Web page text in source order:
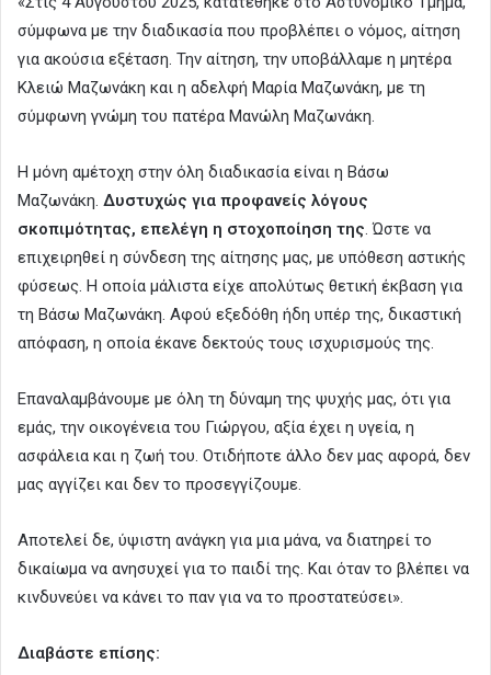
σύμφωνα με την διαδικασία που προβλέπει ο νόμος, αίτηση
για ακούσια εξέταση. Την αίτηση, την υποβάλλαμε η μητέρα
Κλειώ Μαζωνάκη και η αδελφή Μαρία Μαζωνάκη, με τη
σύμφωνη γνώμη του πατέρα Μανώλη Μαζωνάκη.
Η μόνη αμέτοχη στην όλη διαδικασία είναι η Βάσω
Μαζωνάκη. Δυστυχώς για προφανείς λόγους
σκοπιμότητας, επελέγη η στοχοποίηση της. Ώστε να
επιχειρηθεί η σύνδεση της αίτησης μας, με υπόθεση αστικής
φύσεως. Η οποία μάλιστα είχε απολύτως θετική έκβαση για
τη Βάσω Μαζωνάκη. Αφού εξεδόθη ήδη υπέρ της, δικαστική
απόφαση, η οποία έκανε δεκτούς τους ισχυρισμούς της.
Επαναλαμβάνουμε με όλη τη δύναμη της ψυχής μας, ότι για
εμάς, την οικογένεια του Γιώργου, αξία έχει η υγεία, η
ασφάλεια και η ζωή του. Οτιδήποτε άλλο δεν μας αφορά, δεν
μας αγγίζει και δεν το προσεγγίζουμε.
Αποτελεί δε, ύψιστη ανάγκη για μια μάνα, να διατηρεί το
δικαίωμα να ανησυχεί για το παιδί της. Και όταν το βλέπει να
κινδυνεύει να κάνει το παν για να το προστατεύσει».
Διαβάστε επίσης: